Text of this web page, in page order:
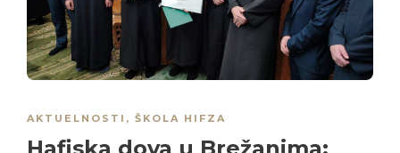
AKTUELNOSTI , ŠKOLA HIFZA